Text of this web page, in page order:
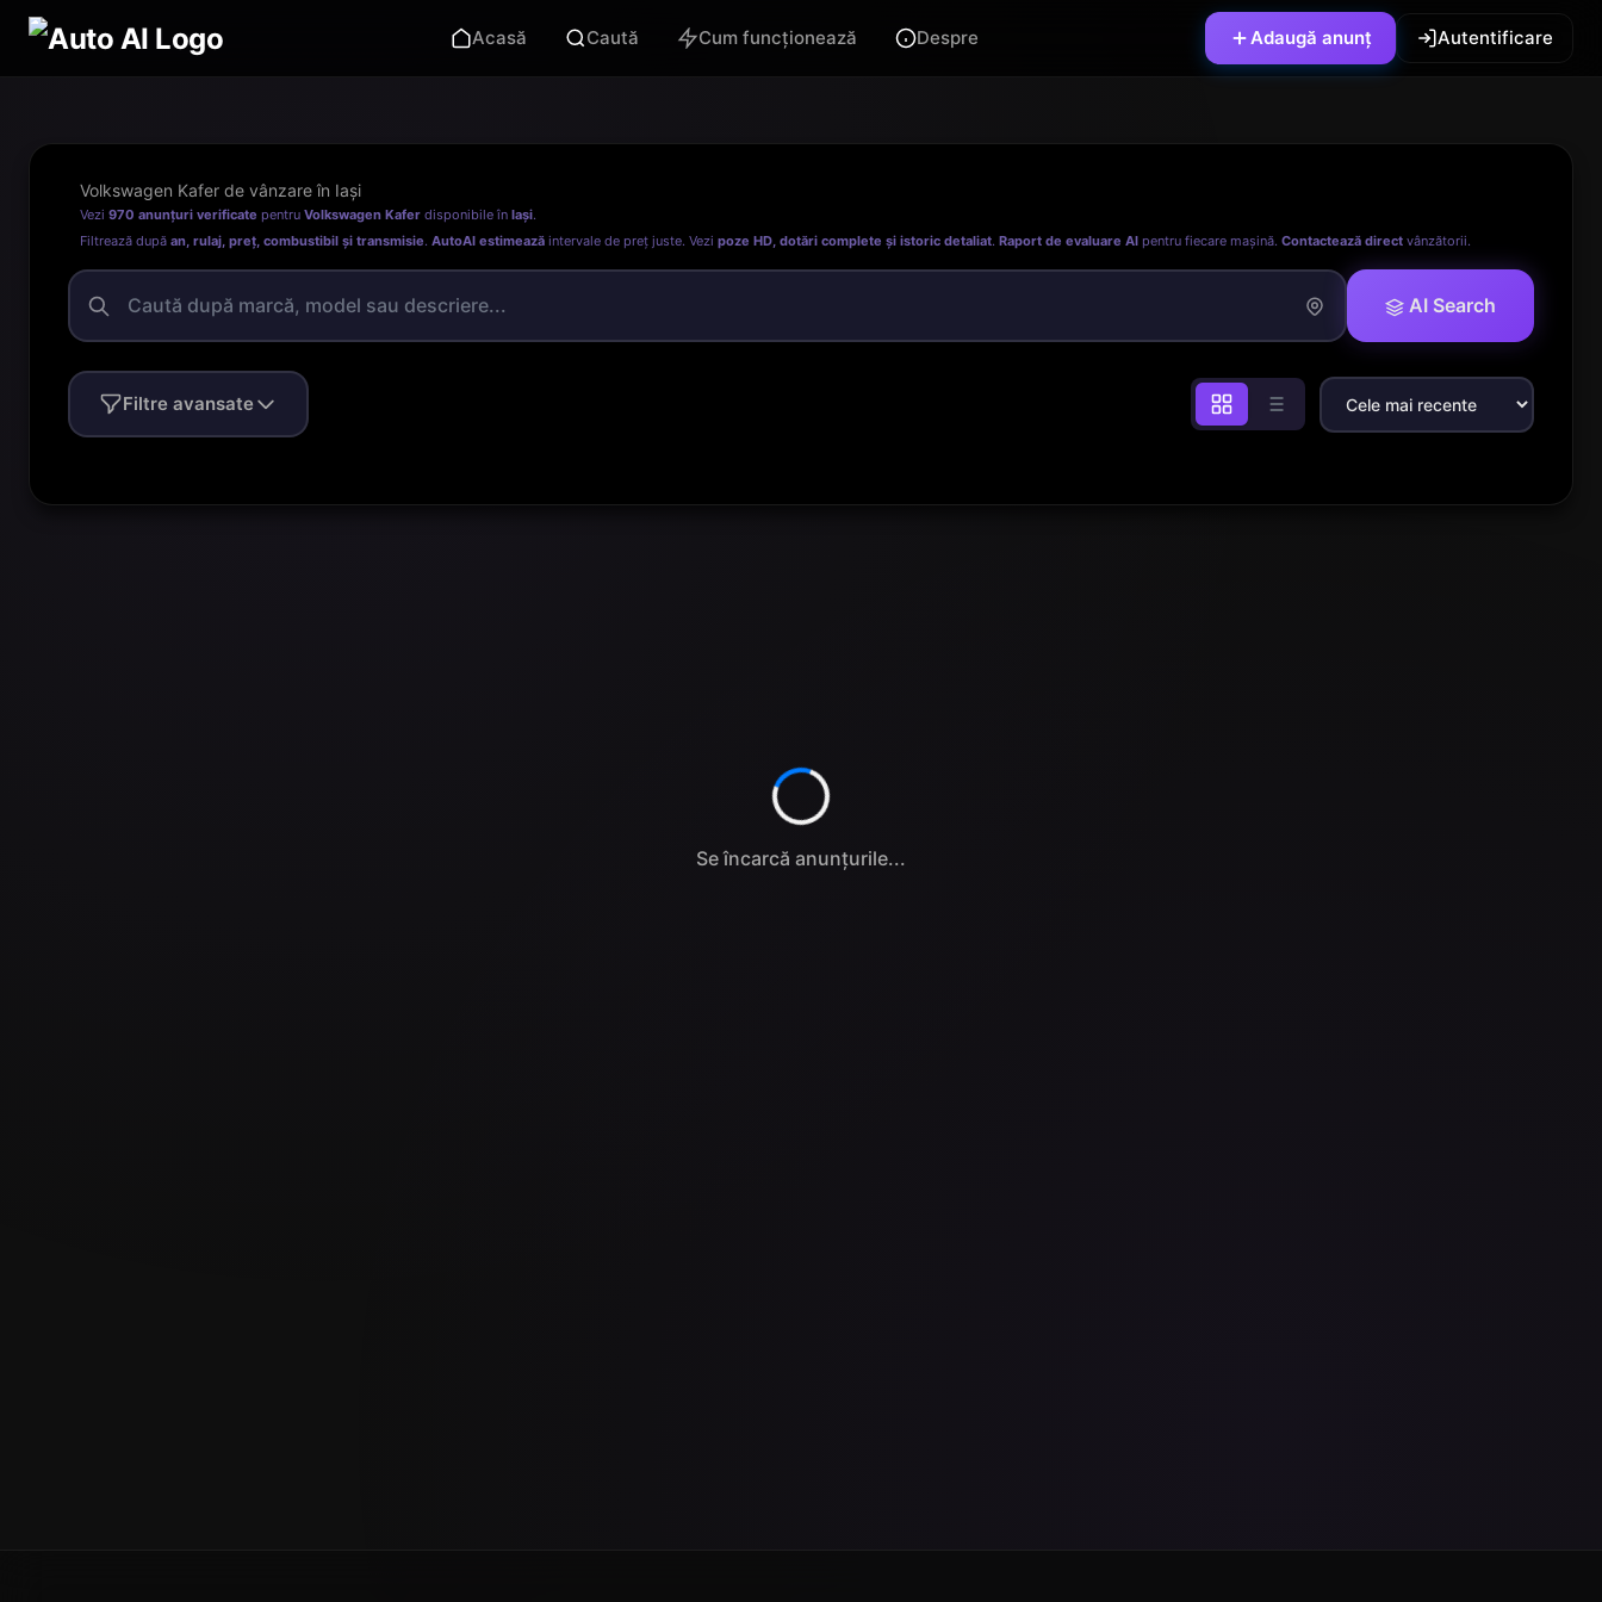
Acasă Caută Cum funcționează Despre Adaugă anunț Autentificare
Volkswagen Kafer de vânzare în Iași
Vezi 970 anunțuri verificate pentru Volkswagen Kafer disponibile în Iași.
Filtrează după an, rulaj, preț, combustibil și transmisie. AutoAI estimează intervale de preț juste. Vezi poze HD, dotări complete și istoric detaliat. Raport de evaluare AI pentru fiecare mașină. Contactează direct vânzătorii.
AI Search
Filtre avansate
Se încarcă anunțurile...